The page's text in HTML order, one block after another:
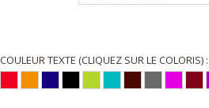
COULEUR TEXTE (CLIQUEZ SUR LE COLORIS) :